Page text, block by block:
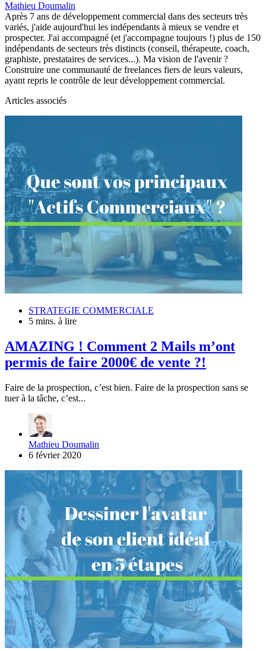
Mathieu Doumalin
Après 7 ans de développement commercial dans des secteurs très
variés, j'aide aujourd'hui les indépendants à mieux se vendre et
prospecter. J'ai accompagné (et j'accompagne toujours !) plus de 150
indépendants de secteurs très distincts (conseil, thérapeute, coach,
graphiste, prestataires de services...). Ma vision de l'avenir ?
Construire une communauté de freelances fiers de leurs valeurs,
ayant repris le contrôle de leur développement commercial.
Articles associés
STRATEGIE COMMERCIALE
5 mins. à lire
AMAZING ! Comment 2 Mails m’ont
permis de faire 2000€ de vente ?!
Faire de la prospection, c’est bien. Faire de la prospection sans se
tuer à la tâche, c’est...
Mathieu Doumalin
6 février 2020